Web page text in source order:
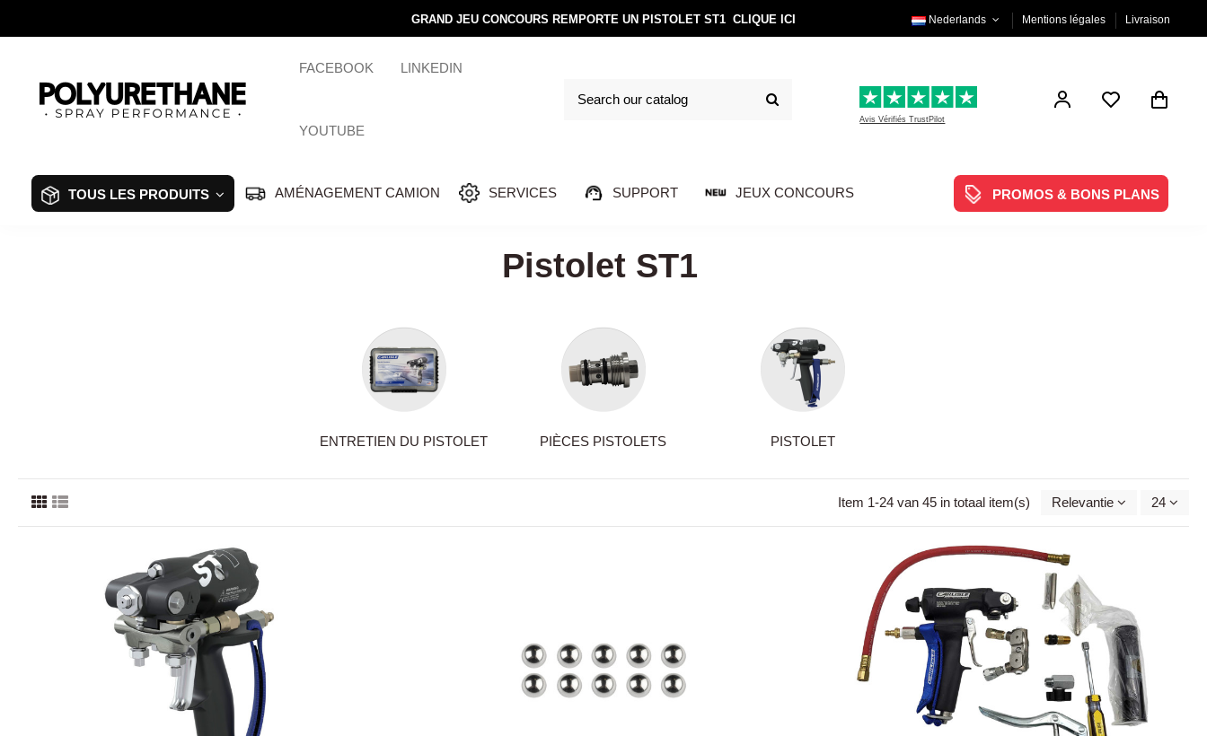
GRAND JEU CONCOURS REMPORTE UN PISTOLET ST1 CLIQUE ICI Nederlands Mentions légales Livraison
FACEBOOK LINKEDIN
YOUTUBE
Avis Vérifiés TrustPilot
TOUS LES PRODUITS AMÉNAGEMENT CAMION SERVICES SUPPORT JEUX CONCOURS PROMOS & BONS PLANS
Pistolet ST1
ENTRETIEN DU PISTOLET PIÈCES PISTOLETS PISTOLET
Item 1-24 van 45 in totaal item(s) Relevantie 24